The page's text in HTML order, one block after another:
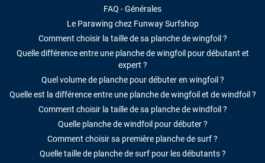
FAQ - Générales
Le Parawing chez Funway Surfshop
Comment choisir la taille de sa planche de wingfoil ?
Quelle différence entre une planche de wingfoil pour débutant et
expert ?
Quel volume de planche pour débuter en wingfoil ?
Quelle est la différence entre une planche de wingfoil et de windfoil ?
Comment choisir la taille de sa planche de windfoil ?
Quelle planche de windfoil pour débuter ?
Comment choisir sa première planche de surf ?
Quelle taille de planche de surf pour les débutants ?